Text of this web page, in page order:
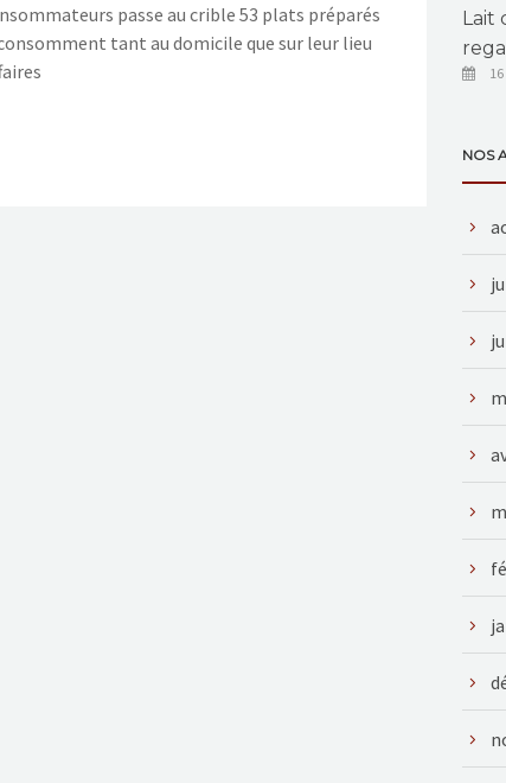
passe au crible 53 plats préparés
tant au domicile que sur leur lieu
Lait
NOS